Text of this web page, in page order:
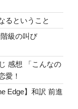
るということ
級の叫び
感想 「こんなの
愛！
Edge】和訳 前進